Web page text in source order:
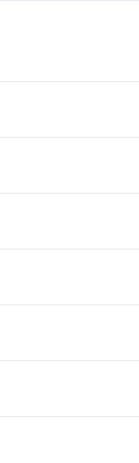
manos todos los